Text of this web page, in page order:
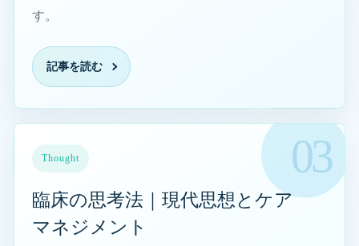
す。
記事を読む
Thought
臨床の思考法｜現代思想とケア
マネジメント
臨床の思考法｜現代思想とケアマネジメントを読む